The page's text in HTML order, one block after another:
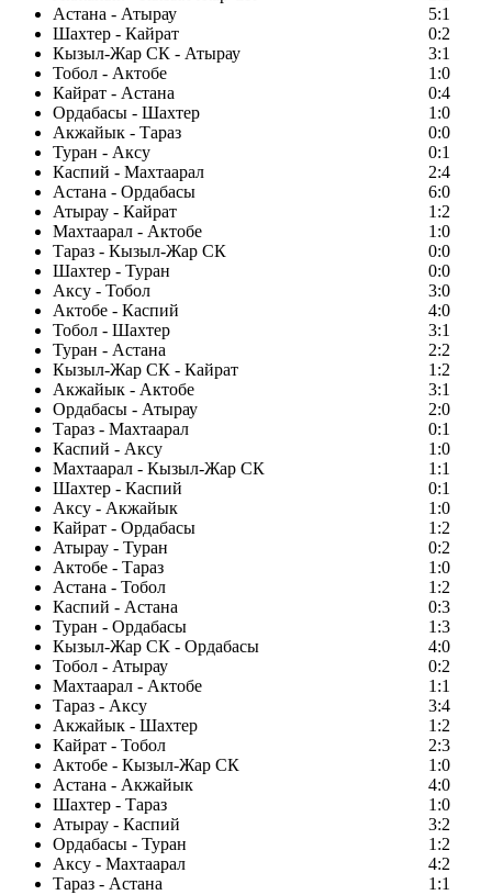
Астана - Атырау
5:1
Шахтер - Кайрат
0:2
Кызыл-Жар СК - Атырау
3:1
Тобол - Актобе
1:0
Кайрат - Астана
0:4
Ордабасы - Шахтер
1:0
Акжайык - Тараз
0:0
Туран - Аксу
0:1
Каспий - Махтаарал
2:4
Астана - Ордабасы
6:0
Атырау - Кайрат
1:2
Махтаарал - Актобе
1:0
Тараз - Кызыл-Жар СК
0:0
Шахтер - Туран
0:0
Аксу - Тобол
3:0
Актобе - Каспий
4:0
Тобол - Шахтер
3:1
Туран - Астана
2:2
Кызыл-Жар СК - Кайрат
1:2
Акжайык - Актобе
3:1
Ордабасы - Атырау
2:0
Тараз - Махтаарал
0:1
Каспий - Аксу
1:0
Махтаарал - Кызыл-Жар СК
1:1
Шахтер - Каспий
0:1
Аксу - Акжайык
1:0
Кайрат - Ордабасы
1:2
Атырау - Туран
0:2
Актобе - Тараз
1:0
Астана - Тобол
1:2
Каспий - Астана
0:3
Туран - Ордабасы
1:3
Кызыл-Жар СК - Ордабасы
4:0
Тобол - Атырау
0:2
Махтаарал - Актобе
1:1
Тараз - Аксу
3:4
Акжайык - Шахтер
1:2
Кайрат - Тобол
2:3
Актобе - Кызыл-Жар СК
1:0
Астана - Акжайык
4:0
Шахтер - Тараз
1:0
Атырау - Каспий
3:2
Ордабасы - Туран
1:2
Аксу - Махтаарал
4:2
Тараз - Астана
1:1